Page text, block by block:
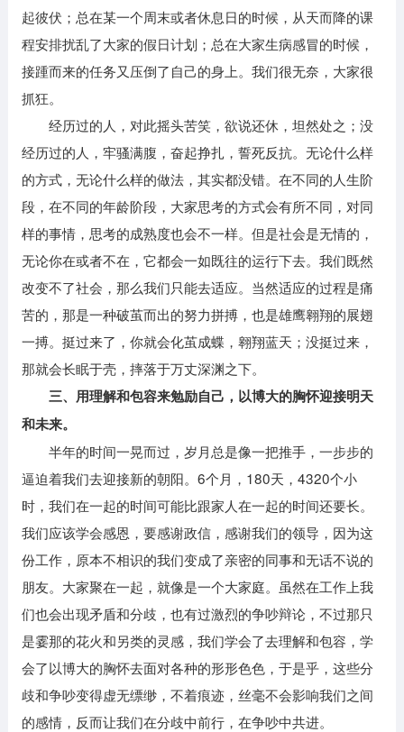
起彼伏；总在某一个周末或者休息日的时候，从天而降的课
程安排扰乱了大家的假日计划；总在大家生病感冒的时候，
接踵而来的任务又压倒了自己的身上。我们很无奈，大家很
抓狂。
经历过的人，对此摇头苦笑，欲说还休，坦然处之；没
经历过的人，牢骚满腹，奋起挣扎，誓死反抗。无论什么样
的方式，无论什么样的做法，其实都没错。在不同的人生阶
段，在不同的年龄阶段，大家思考的方式会有所不同，对同
样的事情，思考的成熟度也会不一样。但是社会是无情的，
无论你在或者不在，它都会一如既往的运行下去。我们既然
改变不了社会，那么我们只能去适应。当然适应的过程是痛
苦的，那是一种破茧而出的努力拼搏，也是雄鹰翱翔的展翅
一搏。挺过来了，你就会化茧成蝶，翱翔蓝天；没挺过来，
那就会长眠于壳，摔落于万丈深渊之下。
三、用理解和包容来勉励自己，以博大的胸怀迎接明天
和未来。
半年的时间一晃而过，岁月总是像一把推手，一步步的
逼迫着我们去迎接新的朝阳。6个月，180天，4320个小
时，我们在一起的时间可能比跟家人在一起的时间还要长。
我们应该学会感恩，要感谢政信，感谢我们的领导，因为这
份工作，原本不相识的我们变成了亲密的同事和无话不说的
朋友。大家聚在一起，就像是一个大家庭。虽然在工作上我
们也会出现矛盾和分歧，也有过激烈的争吵辩论，不过那只
是霎那的花火和另类的灵感，我们学会了去理解和包容，学
会了以博大的胸怀去面对各种的形形色色，于是乎，这些分
歧和争吵变得虚无缥缈，不着痕迹，丝毫不会影响我们之间
的感情，反而让我们在分歧中前行，在争吵中共进。